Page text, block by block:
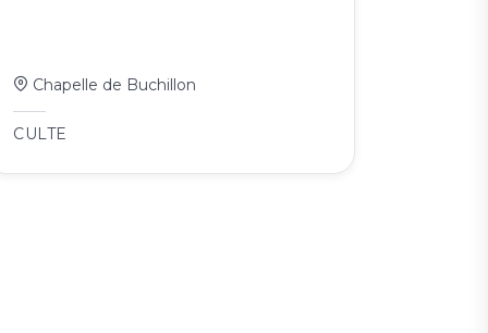
Chapelle de Buchillon
CULTE